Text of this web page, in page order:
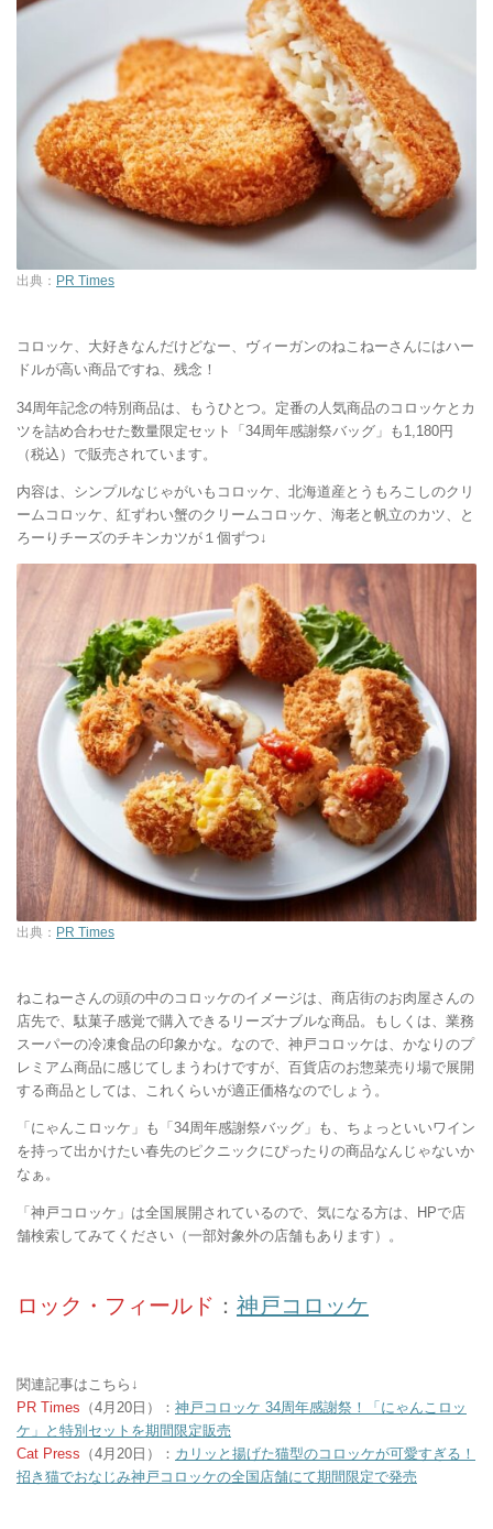
出典： PR Times
コロッケ、大好きなんだけどなー、ヴィーガンのねこねーさんにはハー
ドルが高い商品ですね、残念！
34周年記念の特別商品は、もうひとつ。定番の人気商品のコロッケとカ
ツを詰め合わせた数量限定セット「34周年感謝祭バッグ」も1,180円
（税込）で販売されています。
内容は、シンプルなじゃがいもコロッケ、北海道産とうもろこしのクリ
ームコロッケ、紅ずわい蟹のクリームコロッケ、海老と帆立のカツ、と
ろーりチーズのチキンカツが１個ずつ↓
出典： PR Times
ねこねーさんの頭の中のコロッケのイメージは、商店街のお肉屋さんの
店先で、駄菓子感覚で購入できるリーズナブルな商品。もしくは、業務
スーパーの冷凍食品の印象かな。なので、神戸コロッケは、かなりのプ
レミアム商品に感じてしまうわけですが、百貨店のお惣菜売り場で展開
する商品としては、これくらいが適正価格なのでしょう。
「にゃんこロッケ」も「34周年感謝祭バッグ」も、ちょっといいワイン
を持って出かけたい春先のピクニックにぴったりの商品なんじゃないか
なぁ。
「神戸コロッケ」は全国展開されているので、気になる方は、HPで店
舗検索してみてください（一部対象外の店舗もあります）。
ロック・フィールド ： 神戸コロッケ
関連記事はこちら↓
PR Times （4月20日）： 神戸コロッケ 34周年感謝祭！「にゃんこロッ
ケ」と特別セットを期間限定販売
Cat Press （4月20日）： カリッと揚げた猫型のコロッケが可愛すぎる！
招き猫でおなじみ神戸コロッケの全国店舗にて期間限定で発売